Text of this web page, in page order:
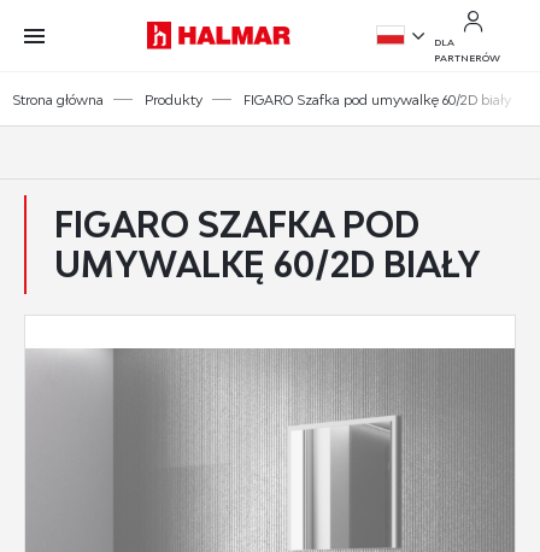
Przejdź do treści.
Przejdź do menu.
Przejdź do wyszukiwarki.
EN
DLA
PARTNERÓW
Strona główna Produkty FIGARO Szafka pod umywalkę 60/2D biały
FIGARO SZAFKA POD
UMYWALKĘ 60/2D BIAŁY